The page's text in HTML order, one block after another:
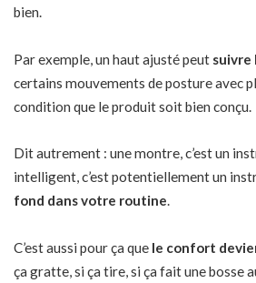
bien.
Par exemple, un haut ajusté peut suivre
certains mouvements de posture avec
condition que le produit soit bien conçu.
Dit autrement : une montre, c’est un
intelligent, c’est potentiellement un
fond dans votre routine.
C’est aussi pour ça que le confort
ça gratte, si ça tire, si ça fait une bosse